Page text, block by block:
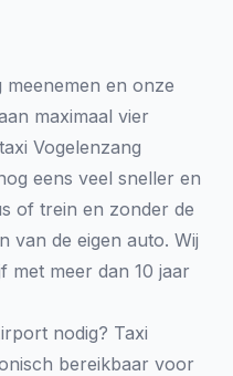
en onze
maximaal vier
Vogelenzang
eens veel sneller en
of trein en zonder de
van de eigen auto. Wij
met meer dan 10 jaar
nodig? Taxi
bereikbaar voor